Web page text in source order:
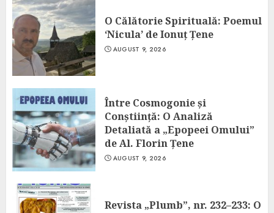
O Călătorie Spirituală: Poemul
‘Nicula’ de Ionuț Țene
AUGUST 9, 2026
Între Cosmogonie și
Conștiință: O Analiză
Detaliată a „Epopeei Omului”
de Al. Florin Țene
AUGUST 9, 2026
Revista „Plumb”, nr. 232–233: O